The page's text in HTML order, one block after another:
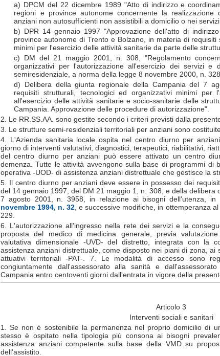
a) DPCM del 22 dicembre 1989 "Atto di indirizzo e
regioni e province autonome concernente la realizzazione
anziani non autosufficienti non assistibili a domicilio o nei
b) DPR 14 gennaio 1997 "Approvazione dell'atto di
province autonome di Trento e Bolzano, in materia di
minimi per l'esercizio delle attività sanitarie da parte delle
c) DM del 21 maggio 2001, n. 308, "Regolamento
organizzativi per l'autorizzazione all'esercizio dei servizi e
semiresidenziale, a norma della legge 8 novembre 2000, n.
d) Delibera della giunta regionale della Campania del 7
requisiti strutturali, tecnologici ed organizzativi minimi per
all'esercizio delle attività sanitarie e socio-sanitarie delle
Campania. Approvazione delle procedure di autorizzazione".
2. Le RR.SS.AA. sono gestite secondo i criteri previsti dalla
3. Le strutture semi-residenziali territoriali per anziani sono
4. L'Azienda sanitaria locale ospita nel centro diurno per
giorno di interventi valutativi, diagnostici, terapeutici, riabilitativi,
del centro diurno per anziani può essere attivato un centro
demenza. Tutte le attività avvengono sulla base di programmi di
operativa -UOD- di assistenza anziani distrettuale che gestisce la
5. Il centro diurno per anziani deve essere in possesso dei
del 14 gennaio 1997, del DM 21 maggio 1, n. 308, e della delibera
7 agosto 2001, n. 3958, in relazione ai bisogni dell'utenza,
novembre 1994, n. 32 , e successive modifiche, in ottemperanza
229.
6. L'autorizzazione all'ingresso nella rete dei servizi e la
proposta del medico di medicina generale, previa
valutativa dimensionale -UVD- del distretto, integrata con la
assistenza anziani distrettuale, come disposto nei piani di zona,
attuativi territoriali -PAT-. 7. Le modalità di accesso sono
congiuntamente dall'assessorato alla sanità e
Campania entro centoventi giorni dall'entrata in vigore della
Articolo 3
Interventi sociali e sanitari
1. Se non è sostenibile la permanenza nel proprio domicilio di
stesso è ospitato nella tipologia più consona ai bisogni
assistenza anziani competente sulla base della VMD su
dell'assistito.